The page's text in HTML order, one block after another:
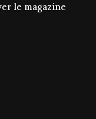
le magazine